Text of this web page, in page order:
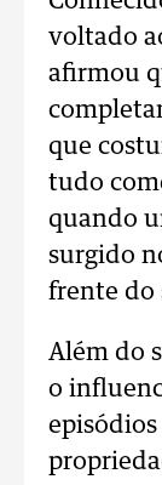
voltado
afirmou
que
tudo
quando
surgido
frente do
Além do
o